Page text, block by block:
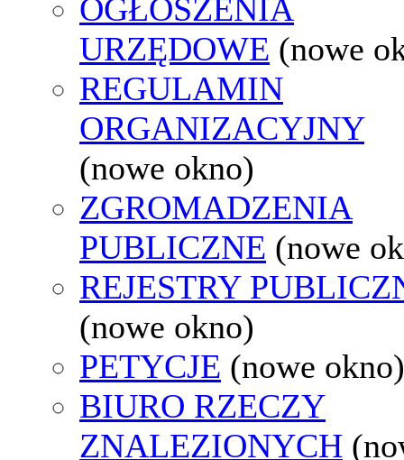
OGŁOSZENIA
URZĘDOWE (nowe
REGULAMIN
ORGANIZACYJNY
(nowe okno)
ZGROMADZENIA
PUBLICZNE (nowe
REJESTRY
(nowe okno)
PETYCJE (nowe okno)
BIURO RZECZY
ZNALEZIONYCH